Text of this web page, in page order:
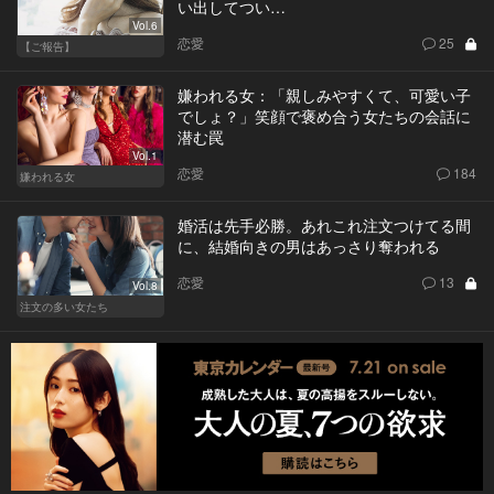
Vol.6
【ご報告】
い出してつい…
恋愛 25
Vol.1
嫌われる女
嫌われる女：「親しみやすくて、可愛い子
でしょ？」笑顔で褒め合う女たちの会話に
潜む罠
恋愛 184
Vol.8
注文の多い女たち
婚活は先手必勝。あれこれ注文つけてる間
に、結婚向きの男はあっさり奪われる
恋愛 13